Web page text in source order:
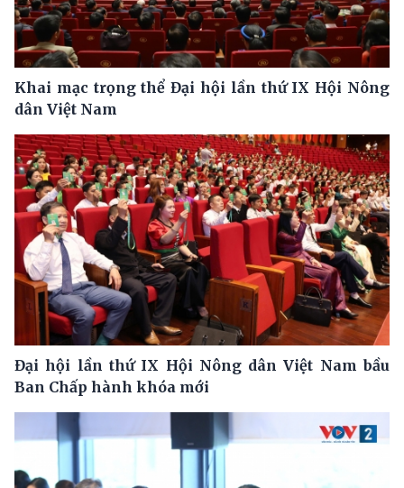
Khai mạc trọng thể Đại hội lần thứ IX Hội Nông
dân Việt Nam
Đại hội lần thứ IX Hội Nông dân Việt Nam bầu
Ban Chấp hành khóa mới